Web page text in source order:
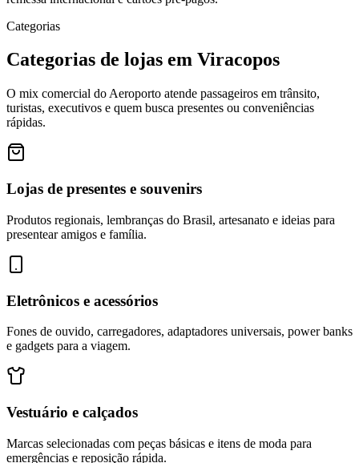
Categorias
Categorias de lojas em Viracopos
O mix comercial do Aeroporto atende passageiros em trânsito,
turistas, executivos e quem busca presentes ou conveniências
rápidas.
Lojas de presentes e souvenirs
Produtos regionais, lembranças do Brasil, artesanato e ideias para
presentear amigos e família.
Eletrônicos e acessórios
Fones de ouvido, carregadores, adaptadores universais, power banks
e gadgets para a viagem.
Vestuário e calçados
Marcas selecionadas com peças básicas e itens de moda para
emergências e reposição rápida.